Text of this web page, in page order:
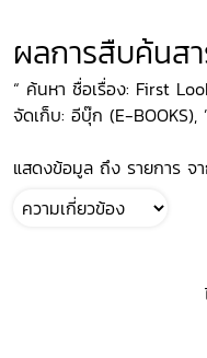
ผลการสืบค้นส
“ ค้นหา ชื่อเรื่อง: First
จัดเก็บ: อีบุ๊ก (E-BOOKS),
แสดงข้อมูล ถึง รายการ จ